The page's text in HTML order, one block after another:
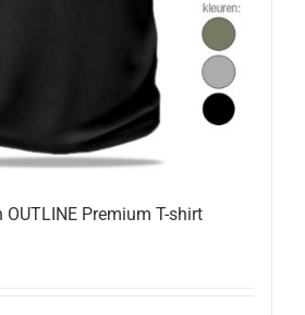
Premium T-shirt